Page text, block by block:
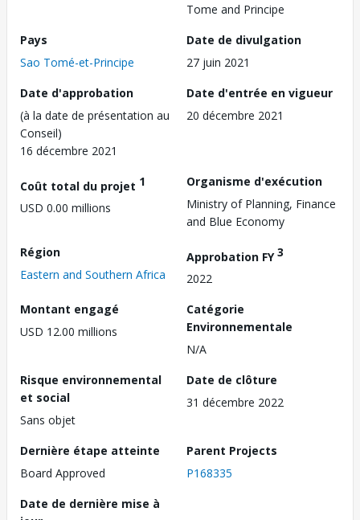
Tome and Principe
Pays
Sao Tomé-et-Principe
Date de divulgation
27 juin 2021
Date d'approbation
(à la date de présentation au
Conseil)
16 décembre 2021
Date d'entrée en vigueur
20 décembre 2021
Coût total du projet 1
USD 0.00 millions
Organisme d'exécution
Ministry of Planning, Finance
and Blue Economy
Région
Eastern and Southern Africa
Approbation FY3
2022
Montant engagé
USD 12.00 millions
Catégorie
Environnementale
N/A
Risque environnemental
et social
Sans objet
Date de clôture
31 décembre 2022
Dernière étape atteinte
Board Approved
Parent Projects
P168335
Date de dernière mise à